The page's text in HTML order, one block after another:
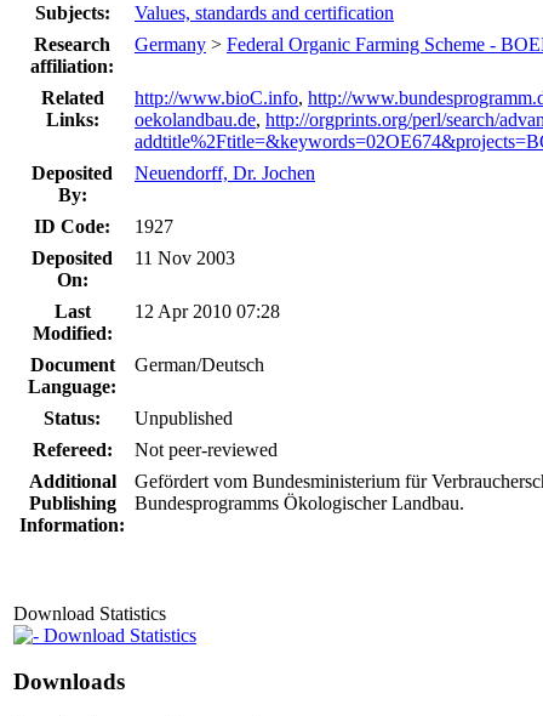
Subjects:
Values, standards and certification
Research
affiliation:
Germany > Federal Organic Farming Scheme -
Related
Links:
http://www.bioC.info, http://
oekolandbau.de, http://orgprints.org/perl/search/
Deposited
By:
Neuendorff, Dr. Jochen
ID Code:
1927
Deposited
On:
11 Nov 2003
Last
Modified:
12 Apr 2010 07:28
Document
Language:
German/Deutsch
Status:
Unpublished
Refereed:
Not peer-reviewed
Additional
Publishing
Information:
Gefördert vom Bundesministerium für
Bundesprogramms Ökologischer Landbau.
Download Statistics
Download Statistics
Downloads